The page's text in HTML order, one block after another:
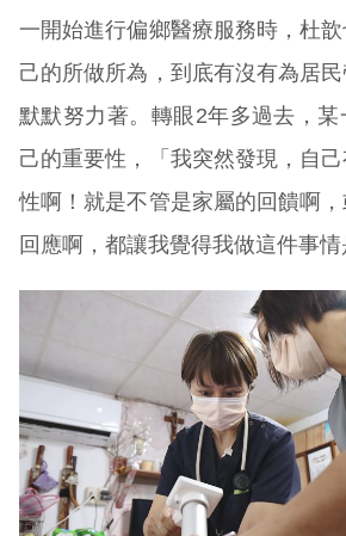
一開始進行偏鄉醫療服務時，杜
己的所做所為，到底有沒有為居
默默努力著。轉眼2年多過去，某
己的重要性，「我突然發現，自
性啊！就是不管是家屬的回饋啊
回應啊，都讓我覺得我做這件事情